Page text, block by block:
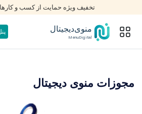
تخفیف ویژه حمایت از کسب و کارها
منوی‌دیجیتال
MenuDigital
مجوزات منوی دیجیتال